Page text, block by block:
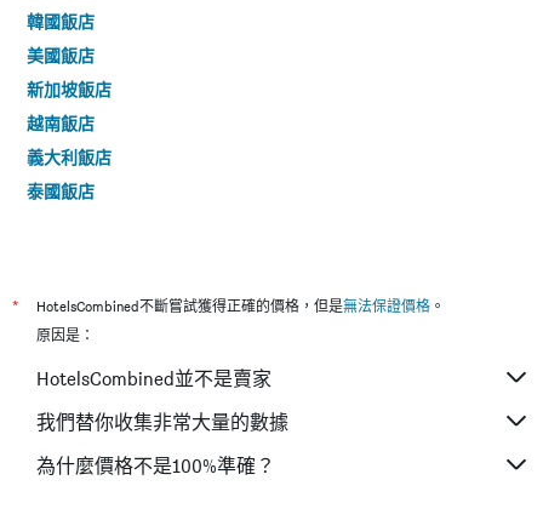
韓國飯店
美國飯店
新加坡飯店
越南飯店
義大利飯店
泰國飯店
* HotelsCombined不斷嘗試獲得正確的價格，但是無法保證價格 。
原因是：
HotelsCombined並不是賣家
我們替你收集非常大量的數據
為什麼價格不是100%準確？